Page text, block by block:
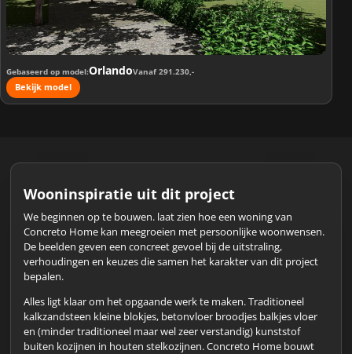
Gebaseerd op model OrlandoVanaf 291.230,-
Bekijk model
Wooninspiratie uit dit project
We beginnen op te bouwen. laat zien hoe een woning van
Concreto Home kan meegroeien met persoonlijke woonwensen.
De beelden geven een concreet gevoel bij de uitstraling,
verhoudingen en keuzes die samen het karakter van dit project
bepalen.
Alles ligt klaar om het opgaande werk te maken. Traditioneel
kalkzandsteen kleine blokjes, betonvloer broodjes balkjes vloer
en (minder traditioneel maar wel zeer verstandig) kunststof
buiten kozijnen in houten stelkozijnen. Concreto Home bouwt